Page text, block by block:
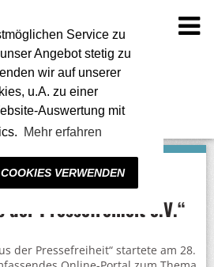
Service zu
Angebot stetig zu
wir auf unserer
u.A. zu einer
Auswertung mit
Mehr erfahren
COOKIES VERWENDEN
der Pressefreiheit e.V.“
der Pressefreiheit“ startete am 28.